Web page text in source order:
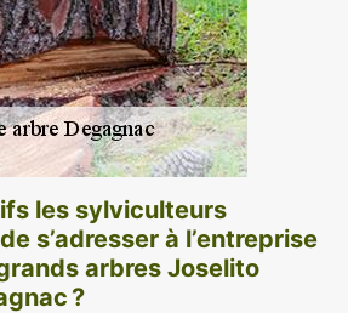
les sylviculteurs
s’adresser à l’entreprise
arbres Joselito
?